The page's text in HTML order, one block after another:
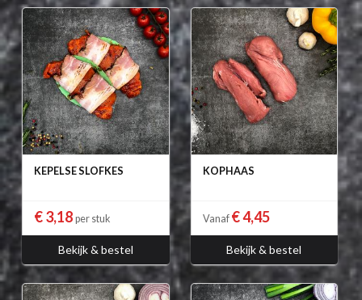
KEPELSE SLOFKES
€ 3,18 per stuk
Bekijk & bestel
KOPHAAS
Vanaf € 4,45
Bekijk & bestel